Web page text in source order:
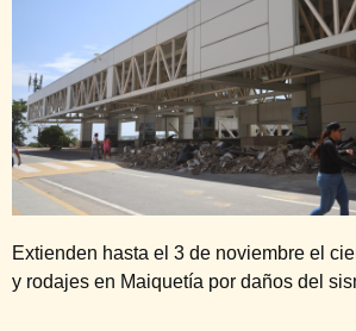
Extienden hasta el 3 de noviembre el
y rodajes en Maiquetía por daños del